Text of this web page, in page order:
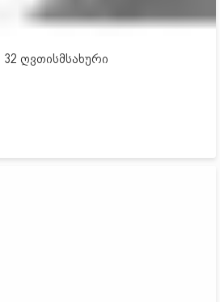
ღვთისმსახური